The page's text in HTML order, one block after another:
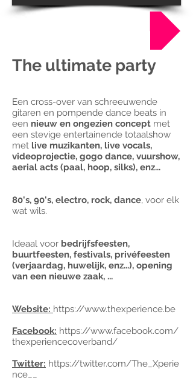
The ultimate party
Een cross-over van schreeuwende
gitaren en pompende dance beats in
een nieuw en ongezien concept met
een stevige entertainende totaalshow
met live muzikanten, live vocals,
videoprojectie, gogo dance, vuurshow,
aerial acts (paal, hoop, silks), enz...
80's, 90's, electro, rock, dance, voor elk
wat wils.
Ideaal voor bedrijfsfeesten,
buurtfeesten, festivals, privéfeesten
(verjaardag, huwelijk, enz...), opening
van een nieuwe zaak, ...
Website: https://www.thexperience.be
Facebook: https://www.facebook.com/
thexperiencecoverband/
Twitter: https://twitter.com/The_Xperie
nce__